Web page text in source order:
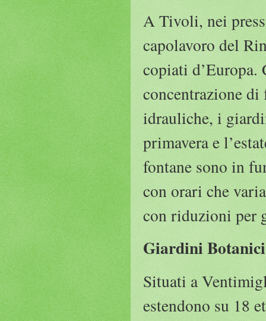
A Tivoli, nei
capolavoro del
copiati d’Europa.
concentrazione di
idrauliche, i
primavera e
fontane sono in
con orari che
con riduzioni per
Giardini
Situati a
estendono su 18